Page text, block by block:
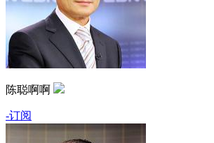
陈聪啊啊
-订阅